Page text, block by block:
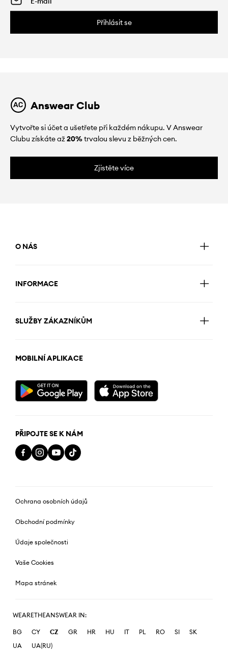
Přihlásit se
Answear Club
Vytvořte si účet a ušetřete při každém nákupu. V Answear
Clubu získáte až20%trvalou slevu z běžných cen.
Zjistěte více
O NÁS
INFORMACE
SLUŽBY ZÁKAZNÍKŮM
MOBILNÍ APLIKACE
PŘIPOJTE SE K NÁM
Ochrana osobních údajů
Obchodní podmínky
Údaje společnosti
Vaše Cookies
Mapa stránek
WEARETHEANSWEAR IN:
BG CY CZ GR HR HU IT PL RO SI
SK
UA
UA(RU)